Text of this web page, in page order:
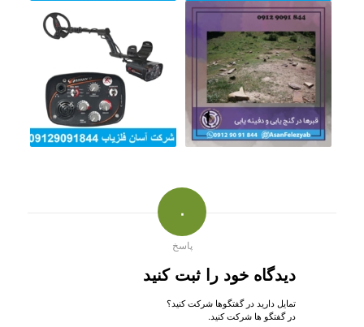
۰
پاسخ
دیدگاه خود را ثبت کنید
تمایل دارید در گفتگوها شرکت کنید؟
در گفتگو ها شرکت کنید.